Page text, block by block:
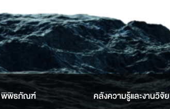
พิพิธภัณฑ์ คลังความรู้และงานวิจัย